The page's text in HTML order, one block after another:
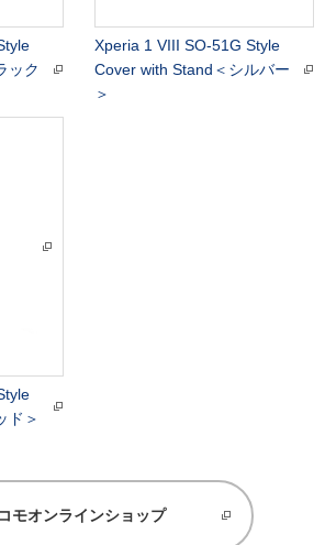
ック
Xperia 1 VIII SO-51G Style
Cover with Stand＜シルバー
＞
ド＞
モオンラインショップ